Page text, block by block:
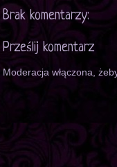
Brak komentarzy:
Prześlij komentarz
Moderacja włączona,